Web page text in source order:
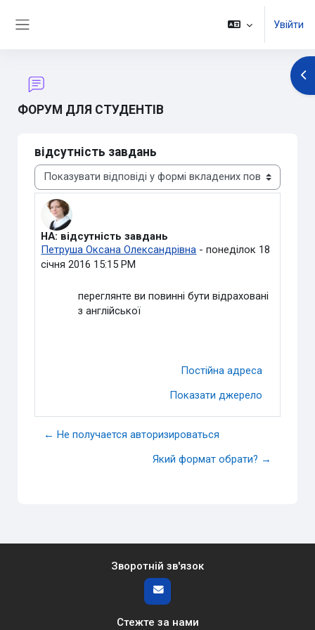
Увійти
ФОРУМ ДЛЯ СТУДЕНТІВ
відсутність завдань
Тип показу
НА: відсутність завдань
Петруша Оксана Олександрівна -понеділок 18
січня 2016 15:15 PM
Кількість відповідей: 0
переглянте ви повинні бути відраховані
з англійської
Постійна адреса
Показати джерело
← Не получается авторизироваться
Який формат обрати? →
Зворотній зв'язок
Стежте за нами